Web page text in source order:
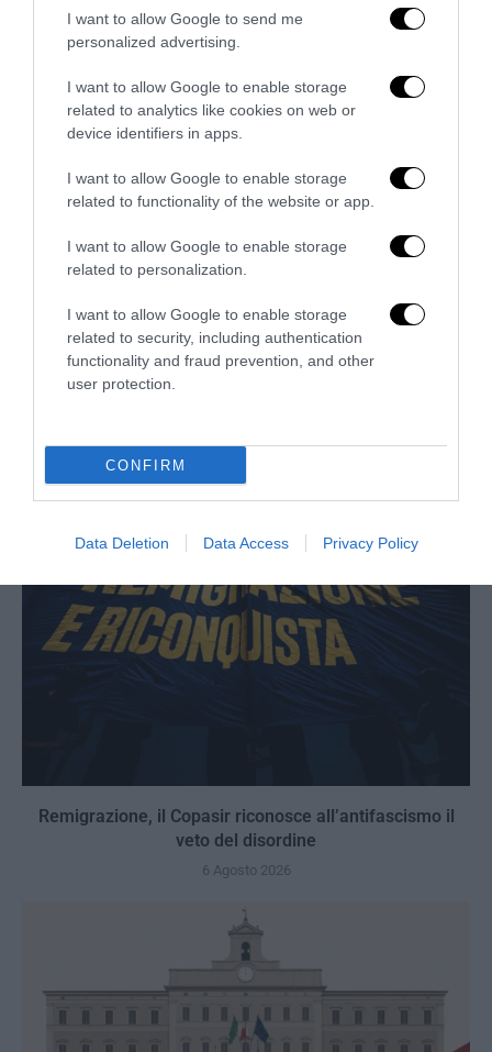
I want to allow Google to send me
personalized advertising.
I want to allow Google to enable storage
related to analytics like cookies on web or
device identifiers in apps.
I want to allow Google to enable storage
related to functionality of the website or app.
I want to allow Google to enable storage
related to personalization.
I want to allow Google to enable storage
related to security, including authentication
functionality and fraud prevention, and other
user protection.
CONFIRM
Data Deletion Data Access Privacy Policy
corte
7 Agosto 2026
Remigrazione, il Copasir riconosce all’antifascismo il
veto del disordine
6 Agosto 2026